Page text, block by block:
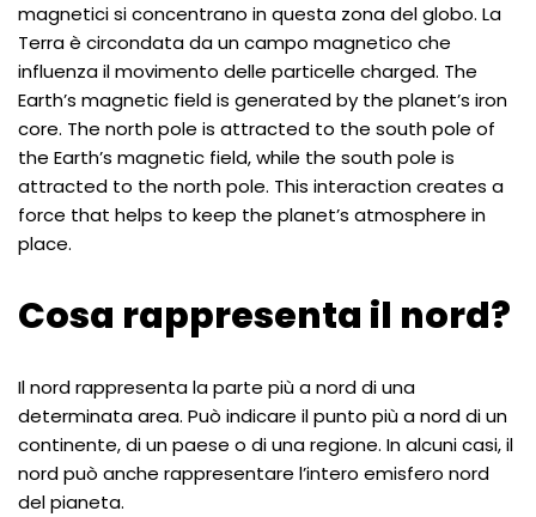
magnetici si concentrano in questa zona del globo. La
Terra è circondata da un campo magnetico che
influenza il movimento delle particelle charged. The
Earth’s magnetic field is generated by the planet’s iron
core. The north pole is attracted to the south pole of
the Earth’s magnetic field, while the south pole is
attracted to the north pole. This interaction creates a
force that helps to keep the planet’s atmosphere in
place.
Cosa rappresenta il nord?
Il nord rappresenta la parte più a nord di una
determinata area. Può indicare il punto più a nord di un
continente, di un paese o di una regione. In alcuni casi, il
nord può anche rappresentare l’intero emisfero nord
del pianeta.